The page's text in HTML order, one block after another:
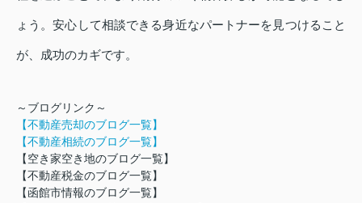
ょう。安心して相談できる身近なパートナーを見つけること
が、成功のカギです。
～ブログリンク～
【不動産売却のブログ一覧】
【不動産相続のブログ一覧】
【空き家空き地のブログ一覧】
【不動産税金のブログ一覧】
【函館市情報のブログ一覧】